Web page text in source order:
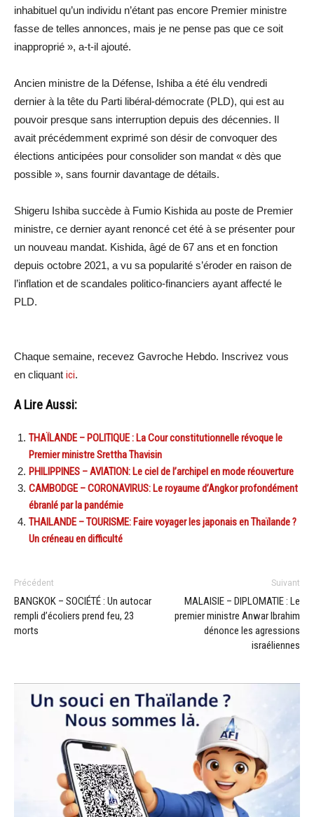
inhabituel qu’un individu n’étant pas encore Premier ministre
fasse de telles annonces, mais je ne pense pas que ce soit
inapproprié », a-t-il ajouté.
Ancien ministre de la Défense, Ishiba a été élu vendredi
dernier à la tête du Parti libéral-démocrate (PLD), qui est au
pouvoir presque sans interruption depuis des décennies. Il
avait précédemment exprimé son désir de convoquer des
élections anticipées pour consolider son mandat « dès que
possible », sans fournir davantage de détails.
Shigeru Ishiba succède à Fumio Kishida au poste de Premier
ministre, ce dernier ayant renoncé cet été à se présenter pour
un nouveau mandat. Kishida, âgé de 67 ans et en fonction
depuis octobre 2021, a vu sa popularité s’éroder en raison de
l’inflation et de scandales politico-financiers ayant affecté le
PLD.
Chaque semaine, recevez Gavroche Hebdo. Inscrivez vous
en cliquant ici.
A Lire Aussi:
THAÏLANDE – POLITIQUE : La Cour constitutionnelle révoque le
Premier ministre Srettha Thavisin
PHILIPPINES – AVIATION: Le ciel de l’archipel en mode réouverture
CAMBODGE – CORONAVIRUS: Le royaume d’Angkor profondément
ébranlé par la pandémie
THAILANDE – TOURISME: Faire voyager les japonais en Thaïlande ?
Un créneau en difficulté
Précédent
BANGKOK – SOCIÉTÉ : Un autocar
rempli d’écoliers prend feu, 23
morts
Suivant
MALAISIE – DIPLOMATIE : Le
premier ministre Anwar Ibrahim
dénonce les agressions
israéliennes